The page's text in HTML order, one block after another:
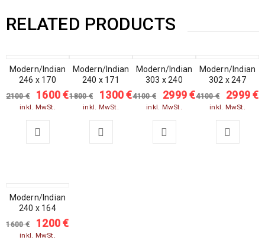
RELATED PRODUCTS
SALE
Modern/Indian
246 x 170
2100€ 1600€
inkl. MwSt.
SALE
Modern/Indian
240 x 171
1800€ 1300€
inkl. MwSt.
SALE
Modern/Indian
303 x 240
4100€ 2999€
inkl. MwSt.
SALE
Modern/Indian
302 x 247
4100€ 2999€
inkl. MwSt.
SALE
Modern/Indian
240 x 164
1600€ 1200€
inkl. MwSt.